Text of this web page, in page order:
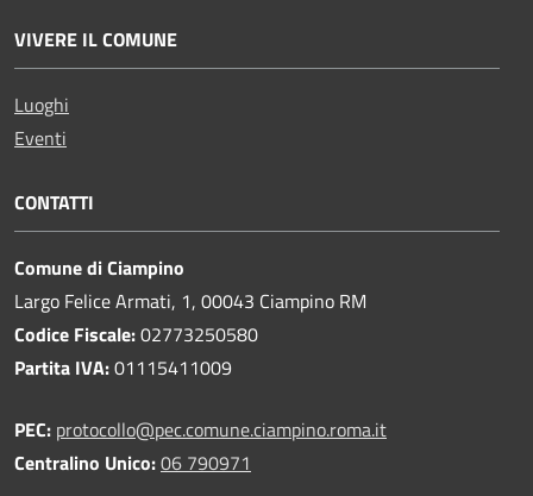
VIVERE IL COMUNE
Luoghi
Eventi
CONTATTI
Comune di Ciampino
Largo Felice Armati, 1, 00043 Ciampino RM
Codice Fiscale:02773250580
Partita IVA:01115411009
PEC: protocollo@pec.comune.ciampino.roma.it
Centralino Unico:06 790971